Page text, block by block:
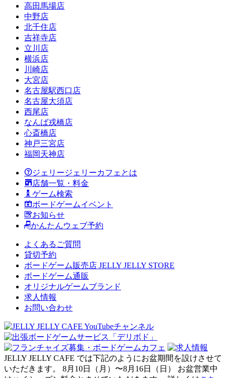
高田馬場店
中野店
北千住店
吉祥寺店
立川店
横浜店
川崎店
大宮店
名古屋駅西口店
名古屋大須店
西尾店
なんば戎橋店
心斎橋店
神戸三宮店
福岡天神店
ジェリージェリーカフェとは
店舗一覧・料金
ゲーム検索
ボードゲームイベント
お知らせ
かんたんウェブ予約
よくあるご質問
貸切予約
ボードゲーム販売店 JELLY JELLY STORE
ボードゲーム通販
オリジナルゲームブランド
求人情報
お問い合わせ
JELLY JELLY CAFE では下記のようにお盆期間を設けさせて
いただきます。 8月10日（月）〜8月16日（日） お盆営業中